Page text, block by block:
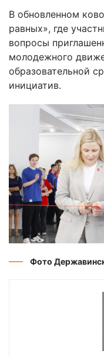
В обновленном
равных», где
вопросы
молодежного
образовательной
инициатив.
Фото